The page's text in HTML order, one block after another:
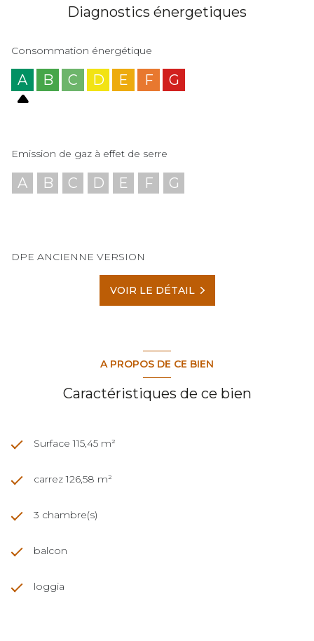
Diagnostics énergetiques
Consommation énergétique
A B C D E F G
Emission de gaz à effet de serre
A B C D E F G
DPE ANCIENNE VERSION
VOIR LE DÉTAIL
A PROPOS DE CE BIEN
Caractéristiques de ce bien
Surface 115,45 m²
carrez 126,58 m²
3 chambre(s)
balcon
loggia